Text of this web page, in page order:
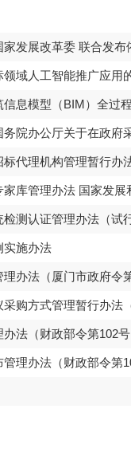
发展改革委 联合发布
域人工智能推广应用
信息模型（BIM）全过
院办公厅关于在政府
标代理机构管理暂行办
库管理办法 国家发展
测认证管理办法（试行
实施办法
办法（厦门市政府令
购方式管理暂行办法
法（财政部令第102号
理办法（财政部令第
24
2026-02
的实施意见